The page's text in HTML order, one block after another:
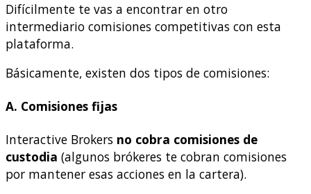
Difícilmente te vas a encontrar en otro
intermediario comisiones competitivas con esta
plataforma.
Básicamente, existen dos tipos de comisiones:
A. Comisiones fijas
Interactive Brokers no cobra comisiones de
custodia (algunos brókeres te cobran comisiones
por mantener esas acciones en la cartera).